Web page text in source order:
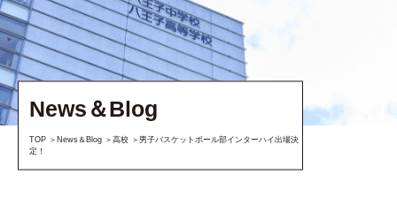
News＆Blog
TOP News＆Blog 高校
男子バスケットボール部インターハイ出場決
定！